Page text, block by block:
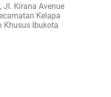
Jl. Kirana Avenue
Kelapa
Khusus Ibukota